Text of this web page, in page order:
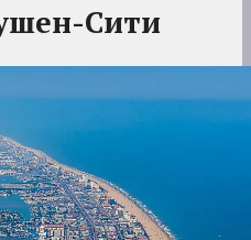
Сити